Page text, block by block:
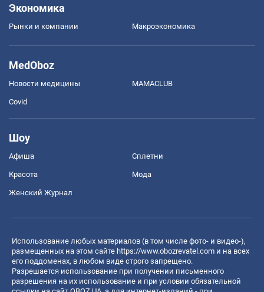
Экономика
Рынки и компании Mакроэкономика
MedOboz
Новости медицины MAMACLUB
Covid
Шоу
Афиша Сплетни
Красота Мода
Женский Журнал
Использование любых материалов (в том числе фото- и видео-),
размещенных на этом сайте https://www.obozrevatel.com и на всех
его поддоменах, в любом виде строго запрещено.
Разрешается использование при получении письменного
разрешения на их использование и при условии обязательной